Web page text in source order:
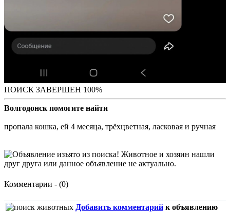
ПОИСК ЗАВЕРШЕН 100%
Волгодонск помогите найти
пропала кошка, ей 4 месяца, трёхцветная, ласковая и ручная
Комментарии - (0)
Добавить комментарий к объявлению